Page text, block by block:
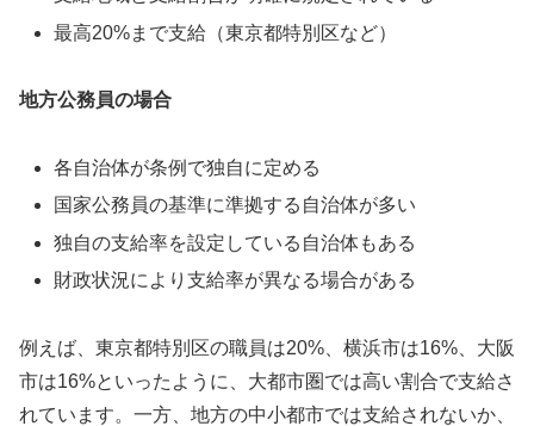
最高20%まで支給（東京都特別区など）
地方公務員の場合
各自治体が条例で独自に定める
国家公務員の基準に準拠する自治体が多い
独自の支給率を設定している自治体もある
財政状況により支給率が異なる場合がある
例えば、東京都特別区の職員は20%、横浜市は16%、大阪
市は16%といったように、大都市圏では高い割合で支給さ
れています。一方、地方の中小都市では支給されないか、